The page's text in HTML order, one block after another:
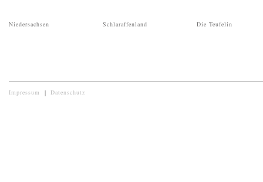
Niedersachsen Schlaraffenland Die Teufelin
Impressum | Datenschutz